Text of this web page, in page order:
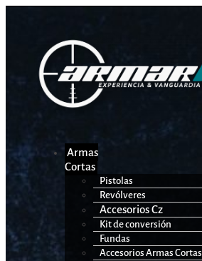
Armas
Cortas
Pistolas
Revólveres
Accesorios Cz
Kit de conversión
Fundas
Accesorios Armas Cortas